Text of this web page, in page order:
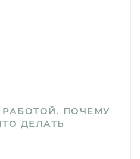
ПОЧЕМУ
ДЕЛАТЬ